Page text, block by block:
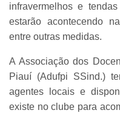
infravermelhos e
estarão acontecendo
entre outras medidas.
A Associação dos
Piauí (Adufpi SSind.)
agentes locais e
existe no clube para